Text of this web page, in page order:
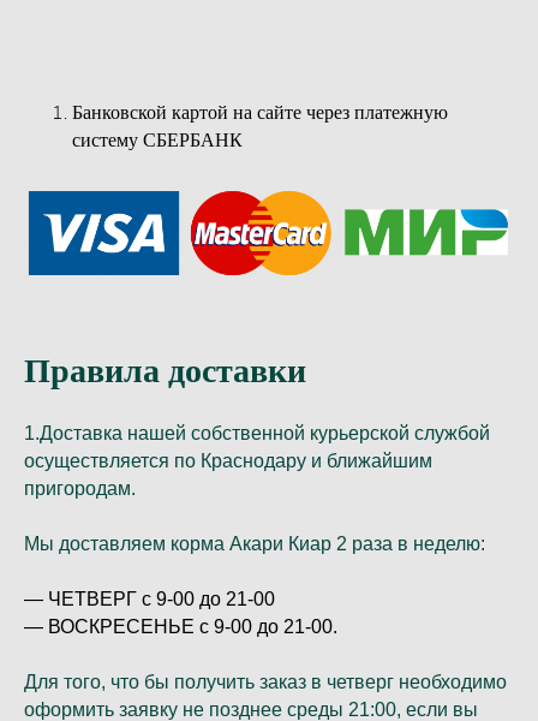
Банковской картой на сайте через платежную
систему СБЕРБАНК
Правила доставки
1.Доставка нашей собственной курьерской службой
осуществляется по Краснодару и ближайшим
пригородам.
Мы доставляем корма Акари Киар 2 раза в неделю:
— ЧЕТВЕРГ с 9-00 до 21-00
— ВОСКРЕСЕНЬЕ с 9-00 до 21-00.
Для того, что бы получить заказ в четверг необходимо
оформить заявку не позднее среды 21:00, если вы